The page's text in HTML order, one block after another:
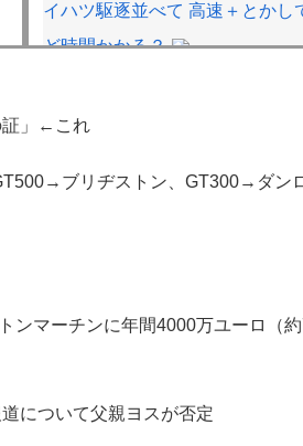
イハツ駆逐並べて 高速＋とかし
ど時間かかる？
任天堂が「gamescom 2026」
小学館『マンガワン』騒動、第
証」←これ
ブリヂストン、GT300→ダン
ンマーチンに年間4000万ユーロ（
について父親ヨスが否定